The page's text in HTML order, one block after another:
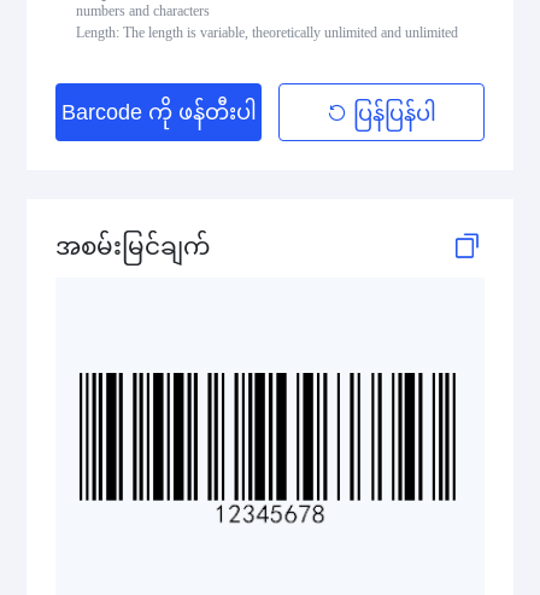
MSI Plessey (MSI Mod 10)
Pharmacode
Telepen
LOGMARS
numbers and characters
Length: The length is variable, theoretically unlimited and unlimited
Barcode ကို ဖန်တီးပါ ပြန်ပြန်ပါ
အစမ်းမြင်ချက်